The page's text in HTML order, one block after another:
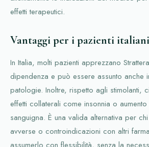
effetti terapeutici.
Vantaggi per i pazienti italiani
In Italia, molti pazienti apprezzano
dipendenza e può essere assunto anche
patologie. Inoltre, rispetto agli stimolanti,
effetti collaterali come insonnia o
sanguigna. È una valida alternativa per
avverse o controindicazioni con altri